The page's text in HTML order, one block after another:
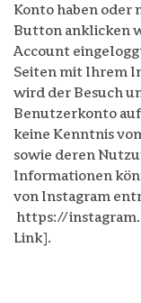
Konto haben oder
Button anklicken
Account
Seiten mit Ihrem
wird der Besuch
Benutzerkonto
keine Kenntnis
sowie deren
Informationen
von Instagram
https://
Link].